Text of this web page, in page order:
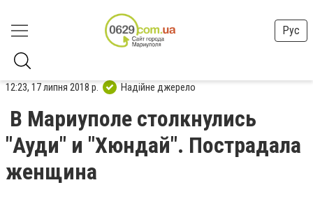
Рус
12:23, 17 липня 2018 р. Надійне джерело
В Мариуполе столкнулись
"Ауди" и "Хюндай". Пострадала
женщина